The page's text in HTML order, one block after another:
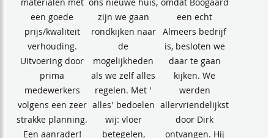
materialen met
een goede
prijs/kwaliteit
verhouding.
Uitvoering door
prima
medewerkers
volgens een zeer
strakke planning.
ons nieuwe huis,
zijn we gaan
rondkijken naar
de
mogelijkheden
als we zelf alles
regelen. Met '
alles' bedoelen
wij: vloer
omdat Boogaard
een echt
Almeers bedrijf
is, besloten we
daar te gaan
kijken. We
werden
allervriendelijkst
door Dirk